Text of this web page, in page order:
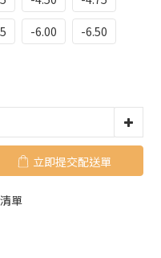
-6.00
-6.50
立即購買
單